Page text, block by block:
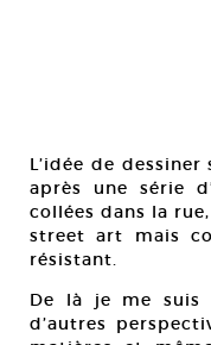
L’idée de
après une série
collées dans la
street art mais
résistant.
De là je me suis
d’autres